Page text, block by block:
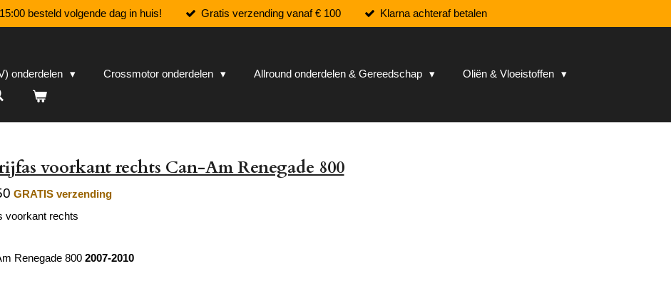
besteld volgende dag in huis! Gratis verzending vanaf € 100 Klarna achteraf betalen
onderdelen Crossmotor onderdelen Allround onderdelen & Gereedschap
Oliën & Vloeistoffen
voorkant rechts Can-Am Renegade 800
GRATIS verzending
voorkant rechts
Renegade 800 2007-2010